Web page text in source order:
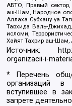
АБТО, Правый сектор,
аш-Шам, Народное
Аллаха Субхану уа
Тавхида Валь-
исломи,
Хайят Тахрир аш-
Источник:
organizacii-i-
* Перечень
организаций
вступившее в
запрете